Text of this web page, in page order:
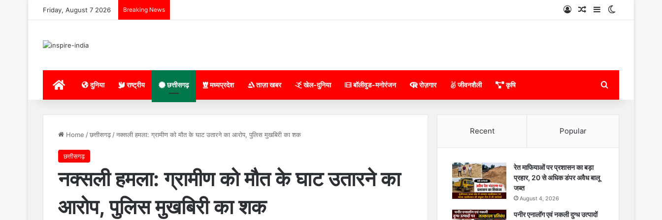
Friday, August 7 2026 Breaking News Log InRandom Article
Sidebar
Home दुनिया राष्ट्रीय छत्तीसगढ़ मध्यप्रदेश ताज़ा खबर खेल-दुनिया बॉलीवुड-मनोरंजन रोज़गार जीवनशैली कृषि
Home /छत्तीसगढ़ /नक्सली हमला: ग्रामीण को मौत के घाट उतारने का आरोप, पुलिस मुखबिरी का शक
छत्तीसगढ़
नक्सली हमला: ग्रामीण को मौत के घाट उतारने का
आरोप, पुलिस मुखबिरी का शक
Recent Popular
रेत माफियाओं पर प्रशासन का बड़ा
प्रहार, 20 से अधिक डंपर अवैध बालू
जब्त
August 4, 2026
पनीर एनालॉग एवं नकली दुग्ध उत्पादों